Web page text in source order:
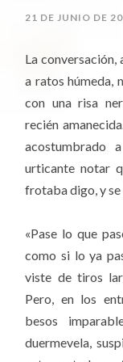
21 DE JUNIO DE
La
a ratos húmeda,
con una risa
recién
acostumbrado
urticante notar
frotaba digo, y
«Pase lo que
como si lo ya
viste de tiros
Pero, en los
besos
duermevela,